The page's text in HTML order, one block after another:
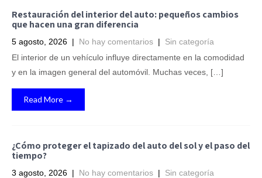
Restauración del interior del auto: pequeños cambios
que hacen una gran diferencia
5 agosto, 2026 | No hay comentarios | Sin categoría
El interior de un vehículo influye directamente en la comodidad
y en la imagen general del automóvil. Muchas veces, […]
Read More →
¿Cómo proteger el tapizado del auto del sol y el paso del
tiempo?
3 agosto, 2026 | No hay comentarios | Sin categoría